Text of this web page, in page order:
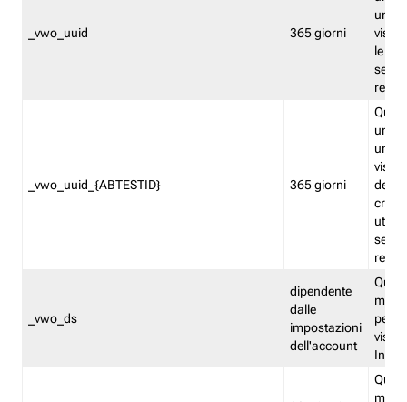
_vwo_uuid 365 giorni
le
_vwo_uuid_{ABTESTID} 365 giorni
un
del
_vwo_ds
dipendente
dalle
impostazioni
dell'account